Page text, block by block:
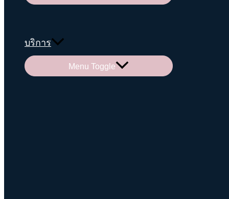
บริการ
Menu Toggle